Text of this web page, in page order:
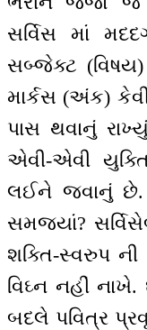
સર્વિસ માં
સબ્જેક્ટ
માર્કસ (અંક)
પાસ થવાનું
એવી-એવી
લઈને જવાનું છે.
સમજ્યાં?
શક્તિ-સ્વરુપ ની
વિઘ્ન નહીં નાખે.
બદલે પવિત્ર